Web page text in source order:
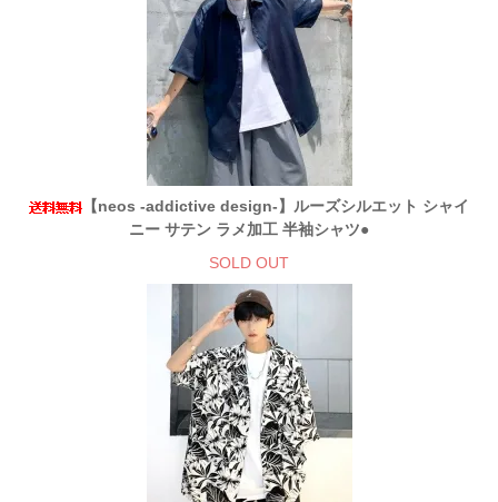
【neos -addictive design-】ルーズシルエット シャイ
ニー サテン ラメ加工 半袖シャツ●
SOLD OUT